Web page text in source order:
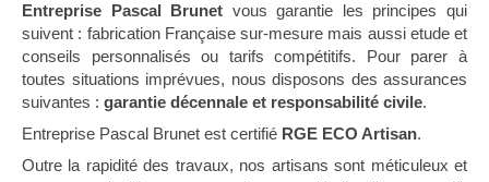
Entreprise Pascal Brunet vous garantie les principes qui
suivent : fabrication Française sur-mesure mais aussi etude et
conseils personnalisés ou tarifs compétitifs. Pour parer à
toutes situations imprévues, nous disposons des assurances
suivantes : garantie décennale et responsabilité civile.
Entreprise Pascal Brunet est certifié RGE ECO Artisan.
Outre la rapidité des travaux, nos artisans sont méticuleux et